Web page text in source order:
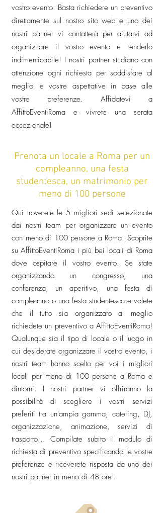
vostro evento. Basta richiedere un preventivo
direttamente sul nostro sito web e uno dei
nostri partner vi contatterà per aiutarvi ad
organizzare il vostro evento e renderlo
indimenticabile! I nostri partner studiano con
attenzione ogni richiesta per soddisfare al
meglio le vostre aspettative in base alle
vostre preferenze. Affidatevi a
AffittoEventiRoma e vivrete una serata
eccezionale!
Prenota un locale a Roma per un
compleanno, una festa
studentesca, un matrimonio per
meno di 100 persone
Qui troverete le 5 migliori sedi selezionate
dai nostri team per organizzare un evento
con meno di 100 persone a Roma. Scoprite
su AffittoEventiRoma i più bei locali di Roma
dove ospitare il vostro evento. Se state
organizzando un congresso, una
conferenza, un aperitivo, una festa di
compleanno o una festa studentesca e volete
che il tutto sia organizzato al meglio
richiedete un preventivo a AffittoEventiRoma!
Qualunque sia il tipo di locale o il luogo in
cui desiderate organizzare il vostro evento, i
nostri team hanno scelto per voi i migliori
locali per meno di 100 persone a Roma e
dintorni. I nostri partner vi offriranno la
possibilità di scegliere i vostri servizi
preferiti tra un'ampia gamma, catering, DJ,
organizzazione, animazione, servizi di
trasporto... Compilate subito il modulo di
richiesta di preventivo specificando le vostre
preferenze e riceverete risposta da uno dei
nostri partner in meno di 48 ore!